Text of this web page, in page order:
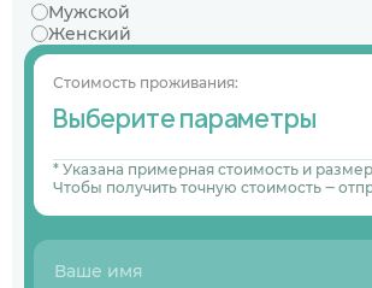
Мужской
Женский
Стоимость проживания:
Выберите параметры
* Указана примерная стоимость и
Чтобы получить точную стоимость ‒